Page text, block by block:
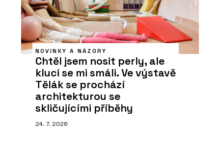
NOVINKY A NÁZORY
Chtěl jsem nosit perly, ale
kluci se mi smáli. Ve výstavě
Tělák se prochází
architekturou se
skličujícími příběhy
24. 7. 2026